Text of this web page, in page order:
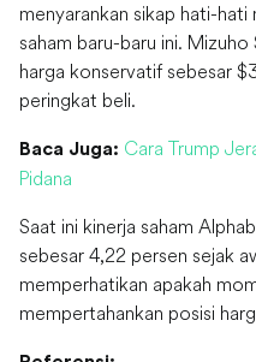
menyarankan sikap hati-
saham baru-baru ini.
harga konservatif sebesar
peringkat beli.
Baca Juga: Cara Trump
Pidana
Saat ini kinerja saham
sebesar 4,22 persen sejak
memperhatikan apakah
mempertahankan posisi